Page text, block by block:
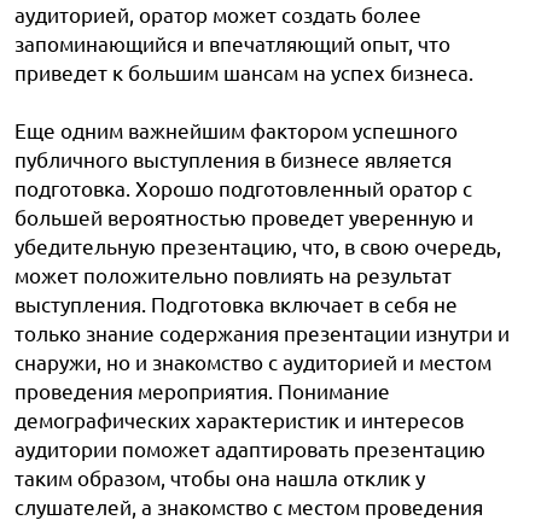
аудиторией, оратор может создать более
запоминающийся и впечатляющий опыт, что
приведет к большим шансам на успех бизнеса.
Еще одним важнейшим фактором успешного
публичного выступления в бизнесе является
подготовка. Хорошо подготовленный оратор с
большей вероятностью проведет уверенную и
убедительную презентацию, что, в свою очередь,
может положительно повлиять на результат
выступления. Подготовка включает в себя не
только знание содержания презентации изнутри и
снаружи, но и знакомство с аудиторией и местом
проведения мероприятия. Понимание
демографических характеристик и интересов
аудитории поможет адаптировать презентацию
таким образом, чтобы она нашла отклик у
слушателей, а знакомство с местом проведения